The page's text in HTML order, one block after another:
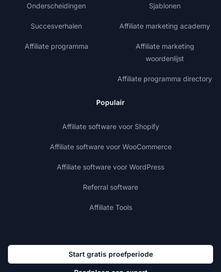
Onderscheidingen
Succesverhalen
Affiliate programma
Sjablonen
Affiliate marketing academy
Affiliate marketing
woordenlijst
Affiliate programma directory
Populair
Affiliate software voor Shopify
Affiliate software voor WooCommerce
Affiliate software voor WordPress
Referral software
Affiliate Tools
Start gratis proefperiode